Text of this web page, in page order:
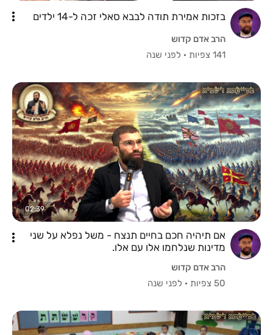
בזכות אמירת תודה לבבא סאלי זכה ל-14 ילדים
הרב אדם קדוש
141 צפיות
· לפני שנה
02:39
אם תיהיה חכם בחיים תנצח - משל נפלא על שני
מדינות שנלחמו אלו עם אלו.
הרב אדם קדוש
50 צפיות
· לפני שנה